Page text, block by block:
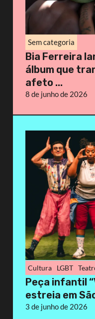
Sem categoria
Bia Ferreira
álbum que
afeto ...
8 de junho de 2026
Cultura LGBT
Peça infantil
estreia em
3 de junho de 2026